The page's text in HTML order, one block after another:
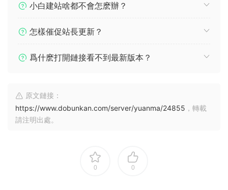
小白建站啥都不會怎麽辦？
怎樣催促站長更新？
爲什麽打開鏈接看不到最新版本？
原文鏈接：
https://www.dobunkan.com/server/yuanma/24855 ，轉載
請注明出處。
0 0